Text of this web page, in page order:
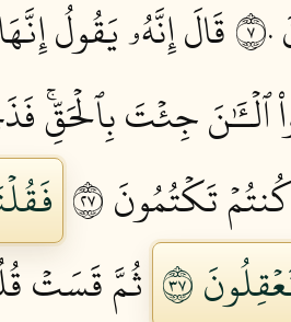
قَالَ إِنَّهُۥ يَقُولُ
ٱلۡـَٰٔنَ جِئۡتَ بِٱلۡحَقِّۚ
تَكۡتُمُونَ ٧٢
٧٣
ثُمَّ قَسَتۡ